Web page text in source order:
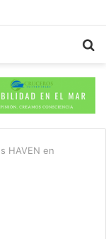
HAVEN en